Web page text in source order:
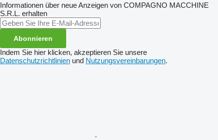
Informationen über neue Anzeigen von COMPAGNO MACCHINE
S.R.L. erhalten
Abonnieren
Indem Sie hier klicken, akzeptieren Sie unsere
Datenschutzrichtlinien und Nutzungsvereinbarungen.